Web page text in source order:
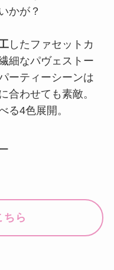
かが？
したファセットカ
細なパヴェストー
ーティーシーンは
合わせても素敵。
る4色展開。
ちら